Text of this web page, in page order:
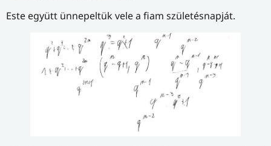
Este együtt ünnepeltük vele a fiam születésnapját.